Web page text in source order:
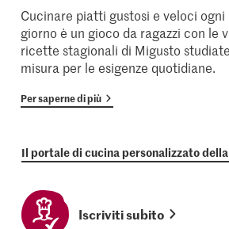
Cucinare piatti gustosi e veloci ogni
giorno è un gioco da ragazzi con le
ricette stagionali di Migusto
misura per le esigenze quotidiane.
Per saperne di più
Il portale di cucina personalizzato
Iscriviti subito